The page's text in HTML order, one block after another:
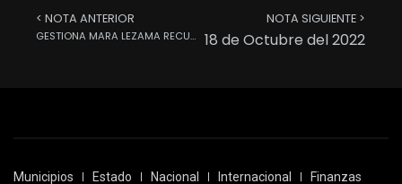
< NOTA ANTERIOR
GESTIONA MARA LEZAMA RECURSOS PARA PROYECTOS DE INFRAESTRUCTURA
NOTA SIGUIENTE >
Meteorológico General 18 de Octubre del 2022
Municipios Estado Nacional Internacional Finanzas